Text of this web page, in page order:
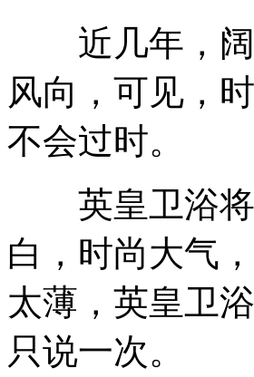
近几年，阔
风向，可见，
不会过时。
英皇卫浴将
白，时尚大气
太薄，英皇卫
只说一次。